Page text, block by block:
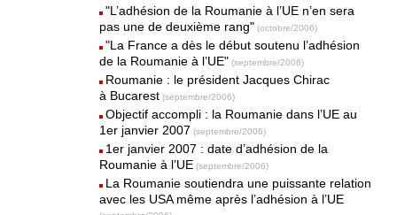
"L’adhésion de la Roumanie à l’UE n’en sera
pas une de deuxième rang" (octobre/2006)
"La France a dès le début soutenu l’adhésion
de la Roumanie à l’UE" (septembre/2006)
Roumanie : le président Jacques Chirac
à Bucarest (septembre/2006)
Objectif accompli : la Roumanie dans l’UE au
1er janvier 2007 (septembre/2006)
1er janvier 2007 : date d’adhésion de la
Roumanie à l’UE (septembre/2006)
La Roumanie soutiendra une puissante relation
avec les USA même après l’adhésion à l’UE